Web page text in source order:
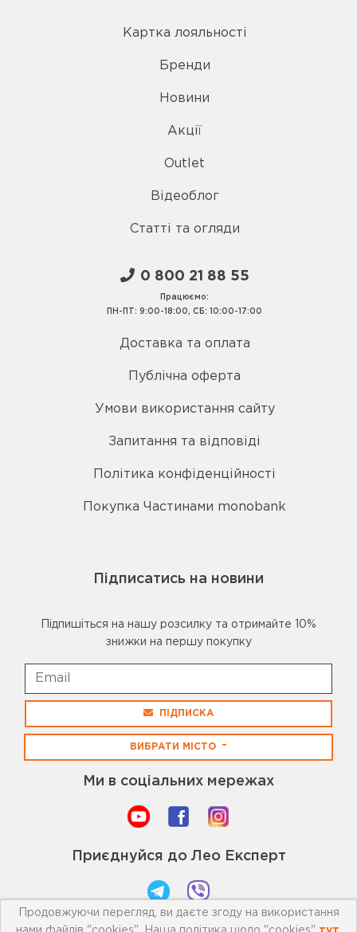
Картка лояльності
Бренди
Новини
Акції
Outlet
Відеоблог
Статті та огляди
0 800 21 88 55
Працюємо:
ПН-ПТ: 9:00-18:00, СБ: 10:00-17:00
Доставка та оплата
Публічна оферта
Умови використання сайту
Запитання та відповіді
Політика конфіденційності
Покупка Частинами monobank
Підписатись на новини
Підпишіться на нашу розсилку та отримайте 10%
знижки на першу покупку
ПІДПИСКА
ВИБРАТИ МІСТО
Ми в соціальних мережах
Приєднуйся до Лео Експерт
Продовжуючи перегляд, ви даєте згоду на використання